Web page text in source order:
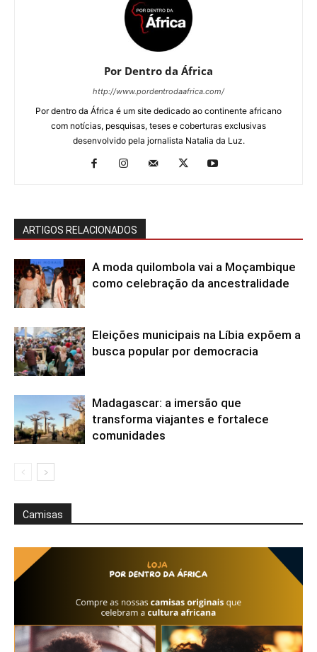
Por Dentro da África
http://www.pordentrodaafrica.com/
Por dentro da África é um site dedicado ao continente africano
com notícias, pesquisas, teses e coberturas exclusivas
desenvolvido pela jornalista Natalia da Luz.
ARTIGOS RELACIONADOS
A moda quilombola vai a Moçambique
como celebração da ancestralidade
Eleições municipais na Líbia expõem a
busca popular por democracia
Madagascar: a imersão que
transforma viajantes e fortalece
comunidades
Camisas